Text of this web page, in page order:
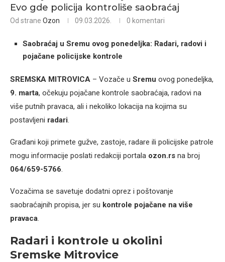
Evo gde policija kontroliše saobraćaj
Od strane Ozon 09.03.2026. 0 komentari
Saobraćaj u Sremu ovog ponedeljka: Radari, radovi i
pojačane policijske kontrole
SREMSKA MITROVICA – Vozače u Sremu ovog ponedeljka,
9. marta, očekuju pojačane kontrole saobraćaja, radovi na
više putnih pravaca, ali i nekoliko lokacija na kojima su
postavljeni radari.
Građani koji primete gužve, zastoje, radare ili policijske patrole
mogu informacije poslati redakciji portala ozon.rs na broj
064/659-5766.
Vozačima se savetuje dodatni oprez i poštovanje
saobraćajnih propisa, jer su kontrole pojačane na više
pravaca.
Radari i kontrole u okolini
Sremske Mitrovice